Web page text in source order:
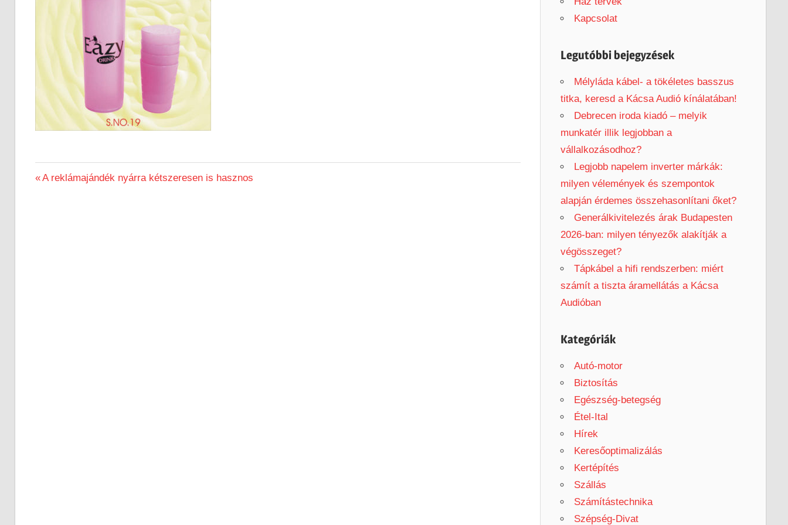
Previous
A reklámajándék nyárra kétszeresen is hasznos
f
o
:
Kapcsolat
Legutóbbi bejegyzések
Mélyláda kábel- a tökéletes basszus
titka, keresd a Kácsa Audió kínálatában!
Debrecen iroda kiadó – melyik
munkatér illik legjobban a
vállalkozásodhoz?
Legjobb napelem inverter márkák:
milyen vélemények és szempontok
alapján érdemes összehasonlítani őket?
Generálkivitelezés árak Budapesten
2026-ban: milyen tényezők alakítják a
végösszeget?
Tápkábel a hifi rendszerben: miért
számít a tiszta áramellátás a Kácsa
Audióban
Kategóriák
Autó-motor
Biztosítás
Egészség-betegség
Étel-Ital
Hírek
Keresőoptimalizálás
Kertépítés
Szállás
Számítástechnika
Szépség-Divat